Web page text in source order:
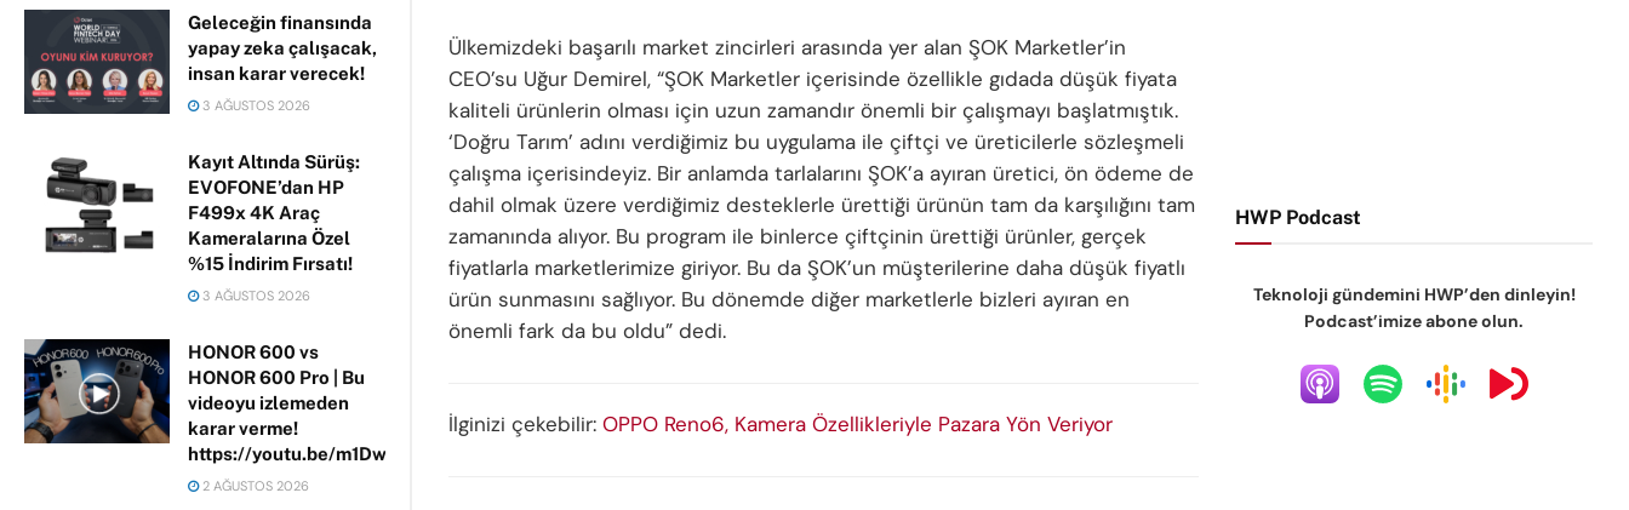
Geleceğin finansında
yapay zeka çalışacak,
insan karar verecek!
3 AĞUSTOS 2026
Kayıt Altında Sürüş:
EVOFONE’dan HP
F499x 4K Araç
Kameralarına Özel
%15 İndirim Fırsatı!
3 AĞUSTOS 2026
HONOR 600 vs
HONOR 600 Pro | Bu
videoyu izlemeden
karar verme!
https://youtu.be/m1DwhP3lPCM
2 AĞUSTOS 2026
Ülkemizdeki başarılı market zincirleri arasında yer alan ŞOK Marketler’in
CEO’su Uğur Demirel, “ŞOK Marketler içerisinde özellikle gıdada düşük fiyata
kaliteli ürünlerin olması için uzun zamandır önemli bir çalışmayı başlatmıştık.
‘Doğru Tarım’ adını verdiğimiz bu uygulama ile çiftçi ve üreticilerle sözleşmeli
çalışma içerisindeyiz. Bir anlamda tarlalarını ŞOK’a ayıran üretici, ön ödeme de
dahil olmak üzere verdiğimiz desteklerle ürettiği ürünün tam da karşılığını tam
zamanında alıyor. Bu program ile binlerce çiftçinin ürettiği ürünler, gerçek
fiyatlarla marketlerimize giriyor. Bu da ŞOK’un müşterilerine daha düşük fiyatlı
ürün sunmasını sağlıyor. Bu dönemde diğer marketlerle bizleri ayıran en
önemli fark da bu oldu” dedi.
İlginizi çekebilir: OPPO Reno6, Kamera Özellikleriyle Pazara Yön Veriyor
HWP Podcast
Teknoloji gündemini HWP’den dinleyin!
Podcast’imize abone olun.